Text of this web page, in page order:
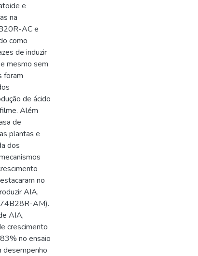
e
na
AC e
como
de induzir
mesmo sem
foram
de ácido
Além
de
plantas e
dos
no
AIA,
AM).
AIA,
crescimento
no ensaio
desempenho